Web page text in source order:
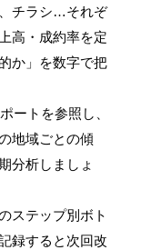
チラシ…それぞ
高・成約率を定
か」を数字で把
ートを参照し、
地域ごとの傾
分析しましょ
ステップ別ボト
録すると次回改